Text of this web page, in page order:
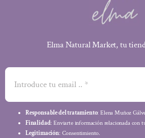
Elma Natural Market, tu
Responsable del tratamiento: Elena Muñoz
Finalidad: Enviarte información relacionada con
Legitimación: Consentimiento.